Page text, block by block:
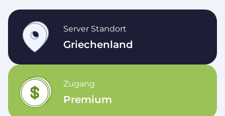
Server Standort
Griechenland
Zugang
Premium